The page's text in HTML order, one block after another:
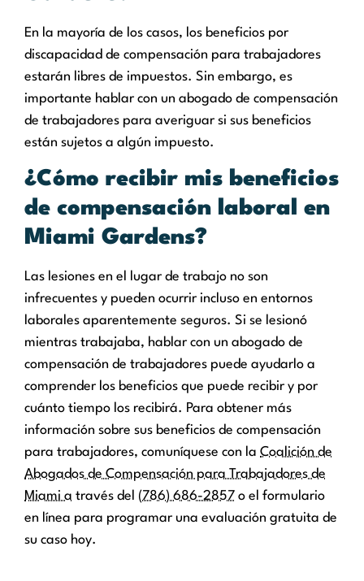
En la mayoría de los casos, los beneficios por
discapacidad de compensación para trabajadores
estarán libres de impuestos. Sin embargo, es
importante hablar con un abogado de compensación
de trabajadores para averiguar si sus beneficios
están sujetos a algún impuesto.
¿Cómo recibir mis beneficios
de compensación laboral en
Miami Gardens?
Las lesiones en el lugar de trabajo no son
infrecuentes y pueden ocurrir incluso en entornos
laborales aparentemente seguros. Si se lesionó
mientras trabajaba, hablar con un abogado de
compensación de trabajadores puede ayudarlo a
comprender los beneficios que puede recibir y por
cuánto tiempo los recibirá. Para obtener más
información sobre sus beneficios de compensación
para trabajadores, comuníquese con la Coalición de
Abogados de Compensación para Trabajadores de
Miami a través del (786) 686-2857 o el formulario
en línea para programar una evaluación gratuita de
su caso hoy.